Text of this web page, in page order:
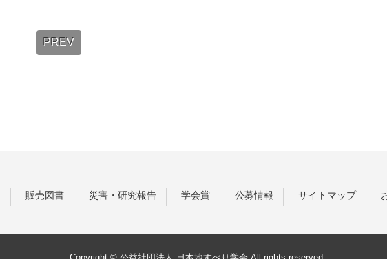
PREV
販売図書 災害・研究報告 学会賞 公募情報 サイトマップ